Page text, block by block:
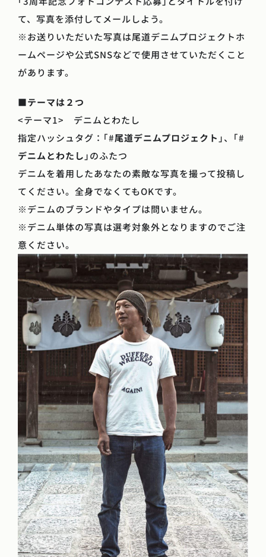
て、写真を添付してメールしよう。
※お送りいただいた写真は尾道デニムプロジェクトホ
ームページや公式SNSなどで使用させていただくこと
があります。
■テーマは２つ
<テーマ1> デニムとわたし
指定ハッシュタグ：｢#尾道デニムプロジェクト ｣、｢#
デニムとわたし ｣のふたつ
デニムを着用したあなたの素敵な写真を撮って投稿し
てください。全身でなくてもOKです。
※デニムのブランドやタイプは問いません。
※デニム単体の写真は選考対象外となりますのでご注
意ください。